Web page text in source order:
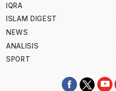
IQRA
ISLAM DIGEST
NEWS
ANALISIS
SPORT